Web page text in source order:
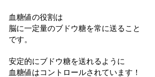
血糖値の役割は
脳に一定量のブドウ糖を常に送ること
です。
安定的にブドウ糖を送れるように
血糖値はコントロールされています！